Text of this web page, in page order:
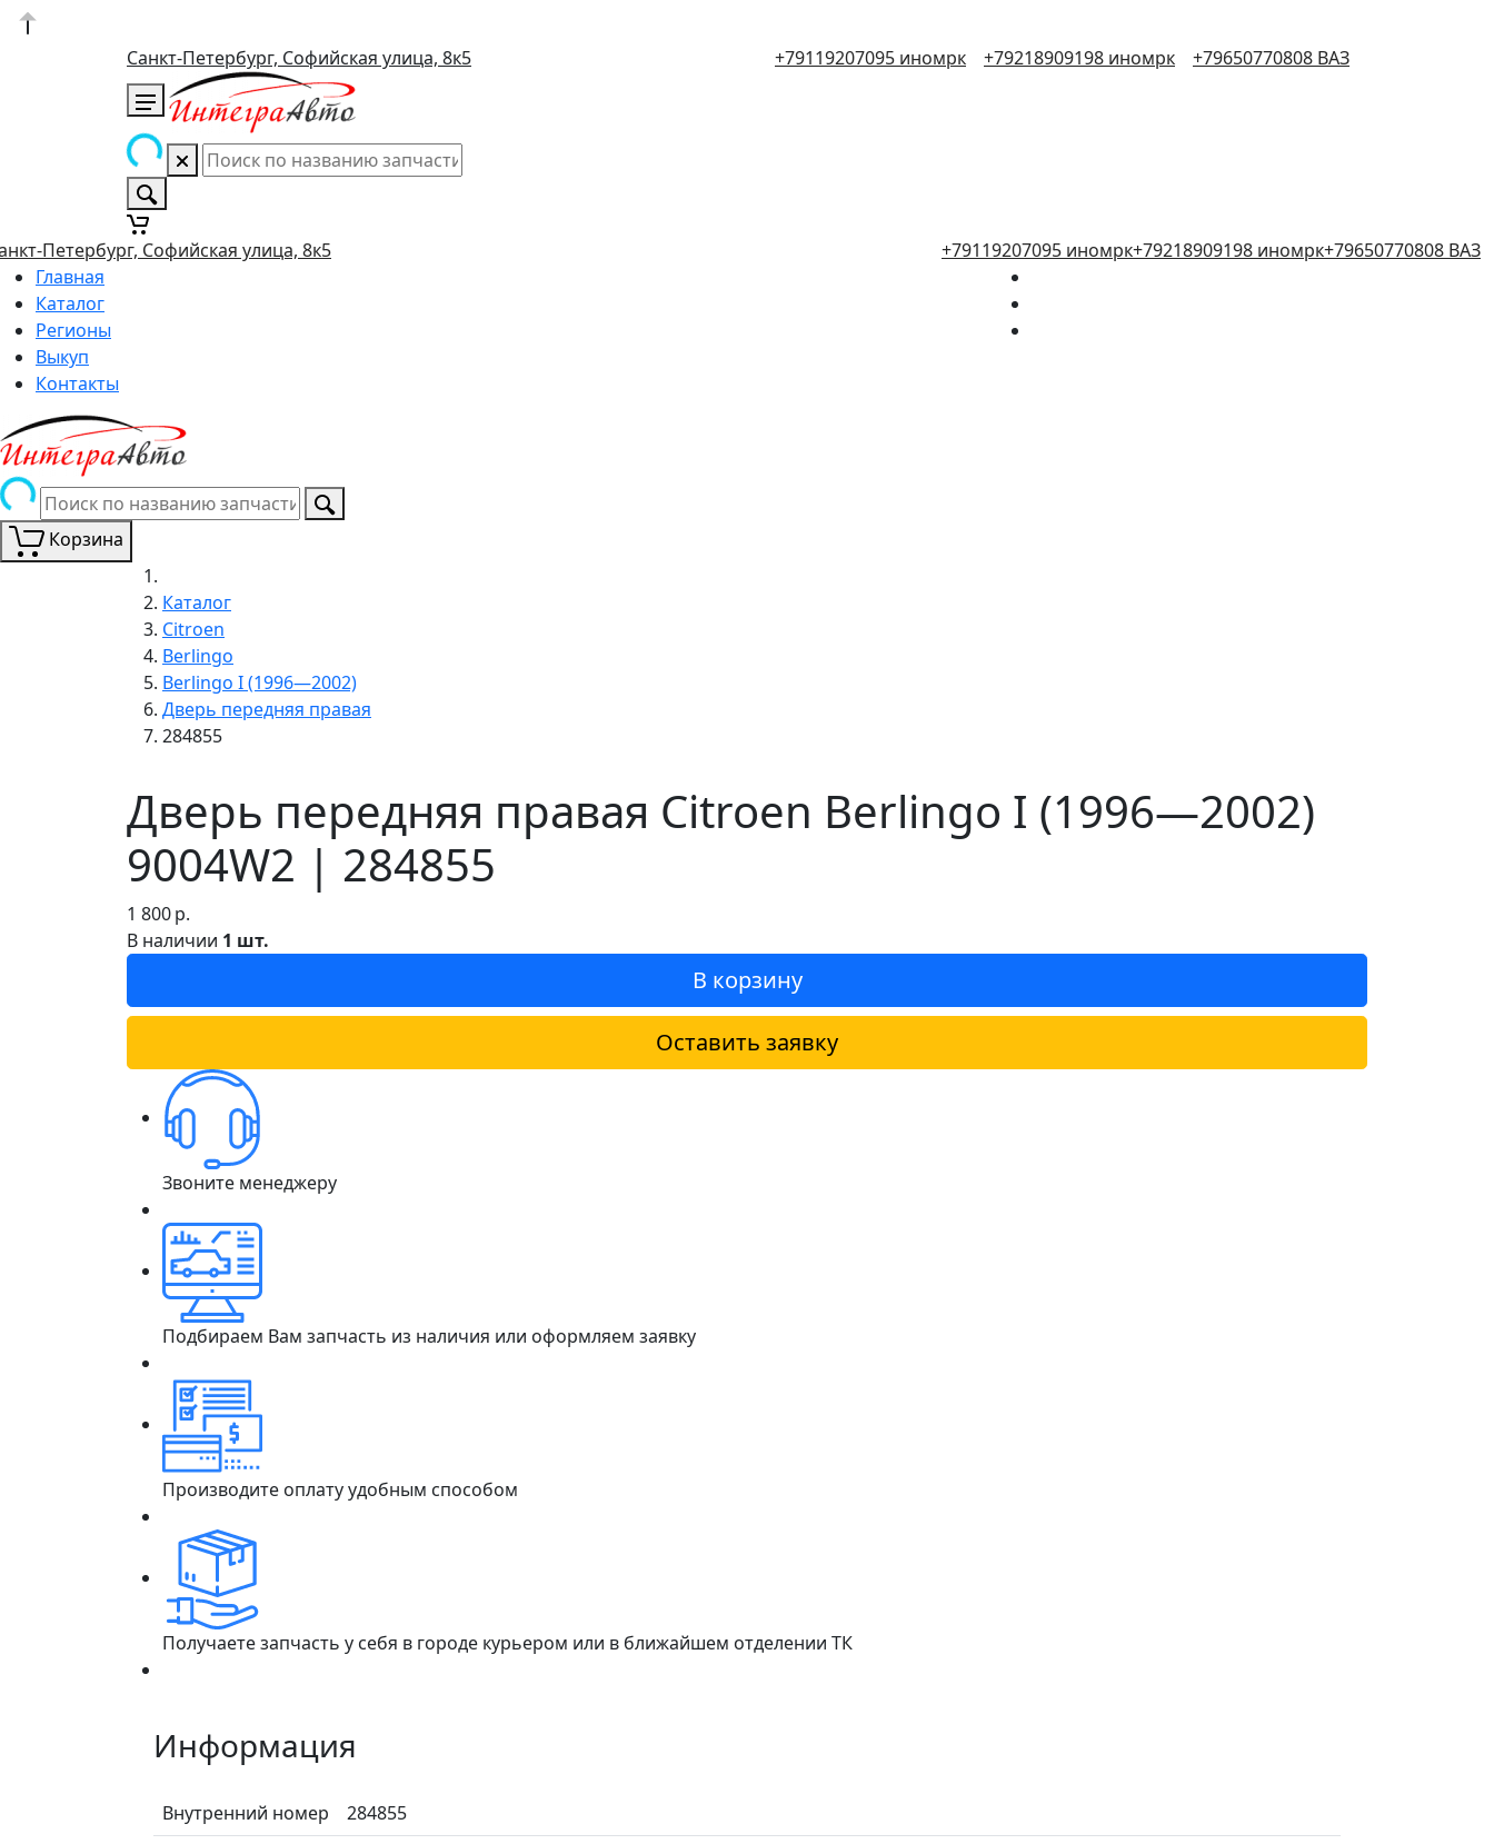
Санкт-Петербург, Софийская улица, 8к5 +79119207095 иномрк +79218909198 иномрк +79650770808 ВАЗ
Петербург, Софийская улица, 8к5 +79119207095 иномрк+79218909198 иномрк+79650770808 ВАЗ
Главная
Каталог
Регионы
Выкуп
Контакты
Корзина
Каталог
Citroen
Berlingo
Berlingo I (1996—2002)
Дверь передняя правая
284855
Дверь передняя правая Citroen Berlingo I (1996—2002)
9004W2 | 284855
1 800р.
В наличии 1 шт.
В корзину
Оставить заявку
Звоните менеджеру
Подбираем Вам запчасть из наличия или оформляем заявку
Производите оплату удобным способом
Получаете запчасть у себя в городе курьером или в ближайшем отделении ТК
Информация
Внутренний номер
284855